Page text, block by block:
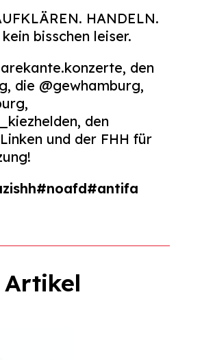
HANDELN.
bisschen leiser.
den
die @gewhamburg,
den
und der FHH für
#noafd#antifa